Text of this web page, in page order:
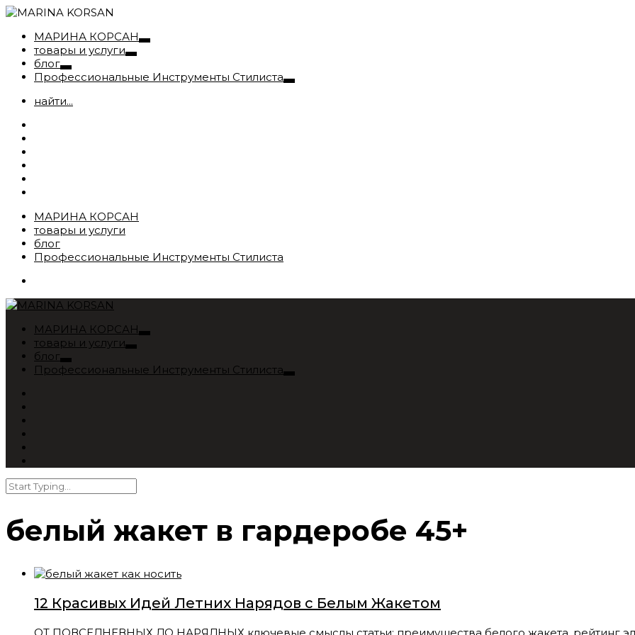
МАРИНА КОРСАН
товары и услуги
блог
Профессиональные Инструменты Стилиста
найти...
МАРИНА КОРСАН
товары и услуги
блог
Профессиональные Инструменты Стилиста
МАРИНА КОРСАН
товары и услуги
блог
Профессиональные Инструменты Стилиста
белый жакет в гардеробе 45+
12 Красивых Идей Летних Нарядов с Белым Жакетом
ОТ ПОВСЕДНЕВНЫХ ДО НАРЯДНЫХ ключевые смыслы статьи: преимущества белого жакета, рейтинг